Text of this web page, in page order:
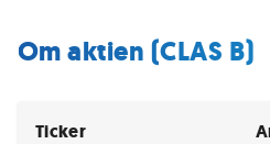
Om aktien (CLAS B)
Ticker